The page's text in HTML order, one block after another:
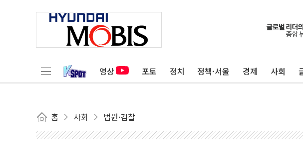
영상 포토 정치 정책·서울 경제 사회
홈 사회 법원·검찰